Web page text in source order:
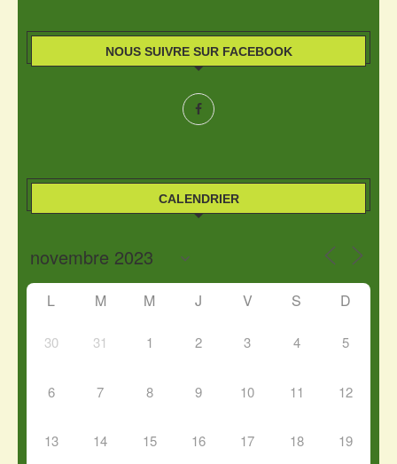
NOUS SUIVRE SUR FACEBOOK
CALENDRIER
L M M J V S D
30 31 1 2 3 4 5
6 7 8 9 10 11 12
13 14 15 16 17 18 19